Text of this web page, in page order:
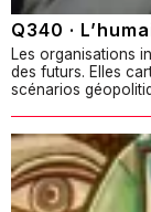
Q340 ·
Les organisations
des futurs. Elles
scénarios